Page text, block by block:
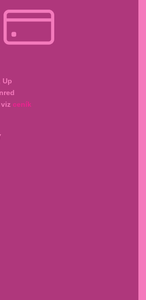
Up
ceník